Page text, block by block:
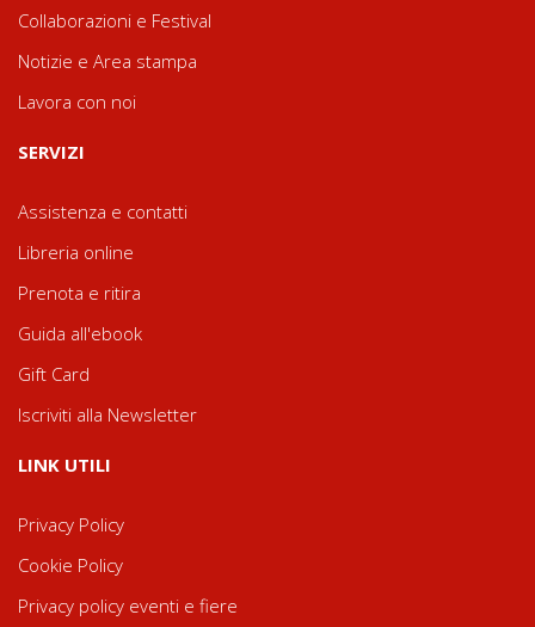
Collaborazioni e Festival
Notizie e Area stampa
Lavora con noi
SERVIZI
Assistenza e contatti
Libreria online
Prenota e ritira
Guida all'ebook
Gift Card
Iscriviti alla Newsletter
LINK UTILI
Privacy Policy
Cookie Policy
Privacy policy eventi e fiere